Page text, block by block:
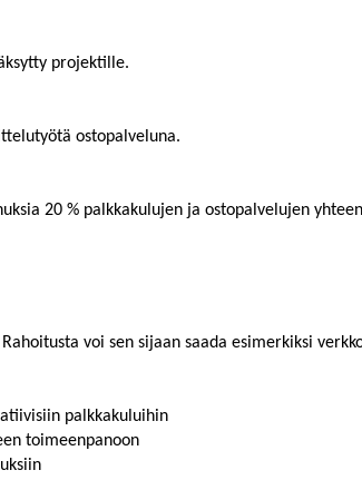
projektille.
ostopalveluna.
20 % palkkakulujen ja ostopalvelujen
voi sen sijaan saada esimerkiksi
palkkakuluihin
toimeenpanoon